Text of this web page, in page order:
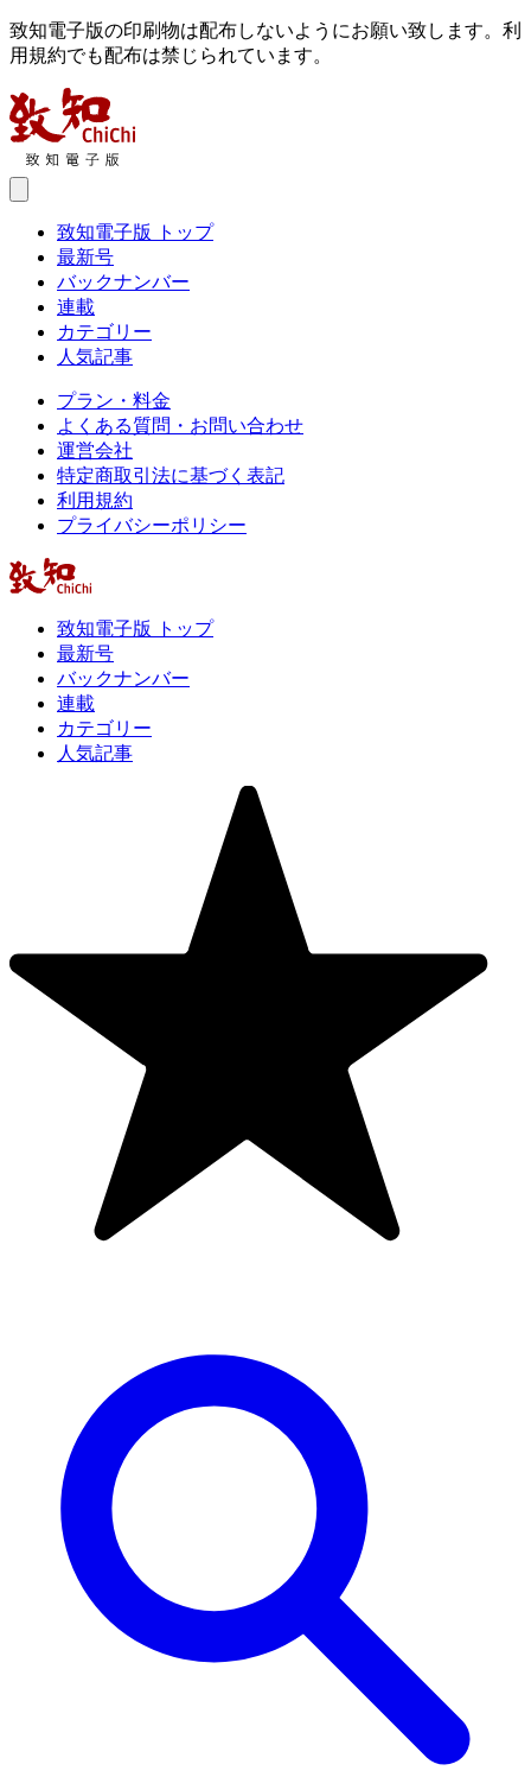
致知電子版の印刷物は配布しないようにお願い致します。利
用規約でも配布は禁じられています。
致知電子版 トップ
最新号
バックナンバー
連載
カテゴリー
人気記事
プラン・料金
よくある質問・お問い合わせ
運営会社
特定商取引法に基づく表記
利用規約
プライバシーポリシー
致知電子版 トップ
最新号
バックナンバー
連載
カテゴリー
人気記事